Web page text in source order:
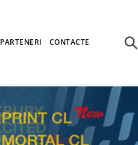
PARTENERI CONTACTE ⚲